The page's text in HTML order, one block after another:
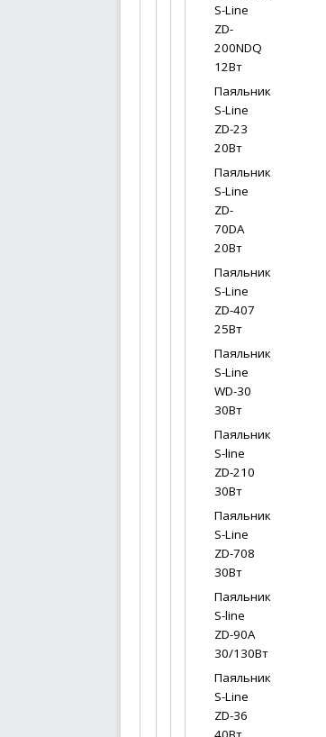
S-Line
ZD-
200NDQ
12Вт
Паяльник
S-Line
ZD-23
20Вт
Паяльник
S-Line
ZD-
70DA
20Вт
Паяльник
S-Line
ZD-407
25Вт
Паяльник
S-Line
WD-30
30Вт
Паяльник
S-line
ZD-210
30Вт
Паяльник
S-Line
ZD-708
30Вт
Паяльник
S-line
ZD-90А
30/130Вт
Паяльник
S-Line
ZD-36